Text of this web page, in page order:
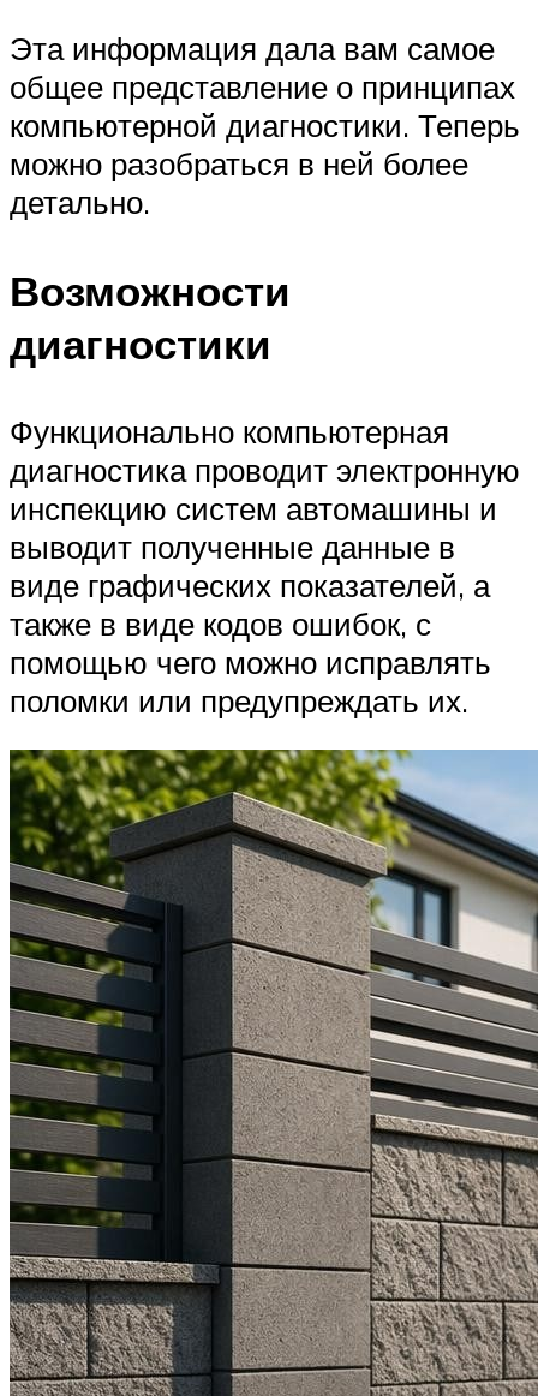
Эта информация дала вам самое
общее представление о принципах
компьютерной диагностики. Теперь
можно разобраться в ней более
детально.
Возможности
диагностики
Функционально компьютерная
диагностика проводит электронную
инспекцию систем автомашины и
выводит полученные данные в
виде графических показателей, а
также в виде кодов ошибок, с
помощью чего можно исправлять
поломки или предупреждать их.